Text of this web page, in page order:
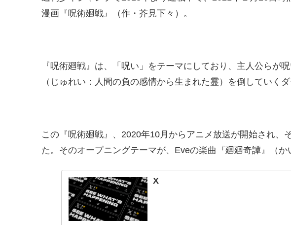
漫画『呪術廻戦』（作・芥見下々）。
『呪術廻戦』は、「呪い」をテーマにしており、主人公らが
（じゅれい：人間の負の感情から生まれた霊）を倒していく
この『呪術廻戦』、2020年10月からアニメ放送が開始され、
た。そのオープニングテーマが、Eveの楽曲『廻廻奇譚』（か
X